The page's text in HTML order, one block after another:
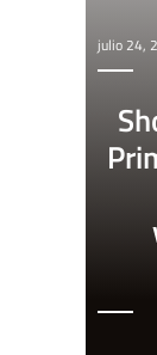
julio 24,